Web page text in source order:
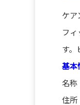
ケア
フィ
す。
基本
名称
住所